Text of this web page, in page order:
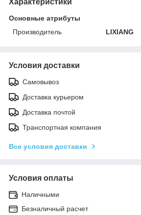
Характеристики
Основные атрибуты
Производитель
LIXIANG
Условия доставки
Самовывоз
Доставка курьером
Доставка почтой
Транспортная компания
Все условия доставки
Условия оплаты
Наличными
Безналичный расчет